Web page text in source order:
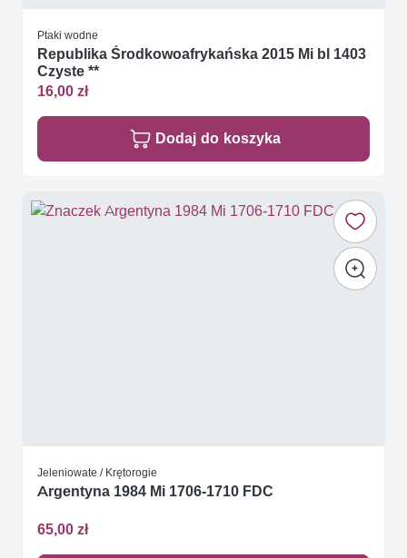
Ptaki wodne
Republika Środkowoafrykańska 2015 Mi bl 1403
Czyste **
16,00 zł
Dodaj do koszyka
Jeleniowate / Krętorogie
Argentyna 1984 Mi 1706-1710 FDC
65,00 zł